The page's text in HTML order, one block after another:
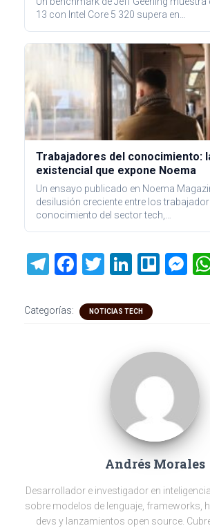
13 con Intel Core 5 320 supera en…
Trabajadores del conocimiento:
existencial que expone Noema
Un ensayo publicado en Noema
desilusión creciente entre los
conocimiento del sector tech,…
T
e
F
ce
T
tt
Li
e
n
Tr M
er
Categorías: NOTICIAS TECH
Andrés Morales
Desarrollador e investigador en
sobre modelos de lenguaje, frameworks,
devs y lanzamientos open source. Cubre